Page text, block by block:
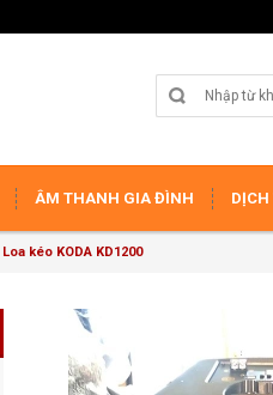
ÂM THANH GIA ĐÌNH DỊCH
Loa kéo KODA KD1200